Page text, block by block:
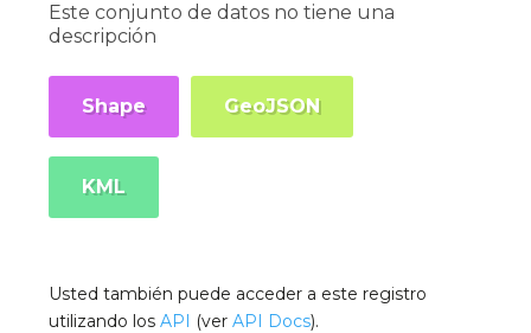
Este conjunto de datos no tiene una
descripción
Shape GeoJSON
KML
Usted también puede acceder a este registro
utilizando losAPI (verAPI Docs).